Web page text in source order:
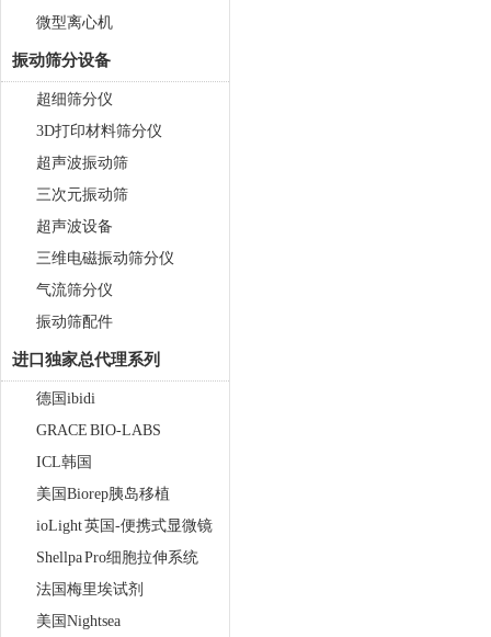
微型离心机
振动筛分设备
超细筛分仪
3D打印材料筛分仪
超声波振动筛
三次元振动筛
超声波设备
三维电磁振动筛分仪
气流筛分仪
振动筛配件
进口独家总代理系列
德国ibidi
GRACE BIO-LABS
ICL韩国
美国Biorep胰岛移植
ioLight 英国-便携式显微镜
Shellpa Pro细胞拉伸系统
法国梅里埃试剂
美国Nightsea